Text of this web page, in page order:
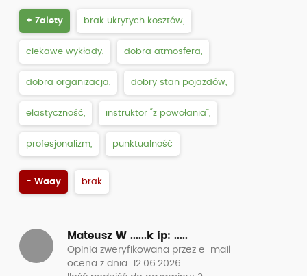
+ Zalety brak ukrytych kosztów,
ciekawe wykłady, dobra atmosfera,
dobra organizacja, dobry stan pojazdów,
elastyczność, instruktor “z powołania”,
profesjonalizm, punktualność
- Wady brak
Mateusz W ......k ip: .....
Opinia zweryfikowana przez e-mail
ocena z dnia: 12.06.2026